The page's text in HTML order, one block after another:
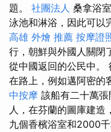
題。 社團法人 桑拿浴
泳池和淋浴，因此可以
高雄 外燴 推薦 按摩證
行，朝鮮與外國人關閉
從中國返回的公民中。
在路上，例如邁阿密的
中按摩 該船有二十萬
人，在芬蘭的圖庫建造
九個香檳浴室和2000